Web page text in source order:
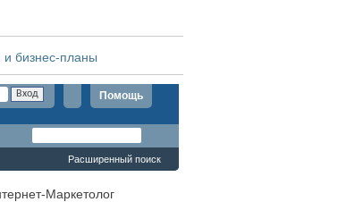
и бизнес-планы
Помощь
Расширенный поиск
Маркетолог